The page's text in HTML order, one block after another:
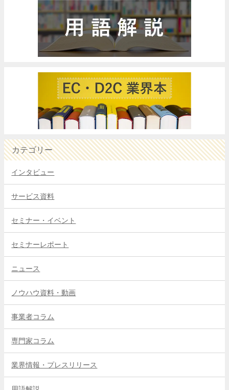
カテゴリー
インタビュー
サービス資料
セミナー・イベント
セミナーレポート
ニュース
ノウハウ資料・動画
事業者コラム
専門家コラム
業界情報・プレスリリース